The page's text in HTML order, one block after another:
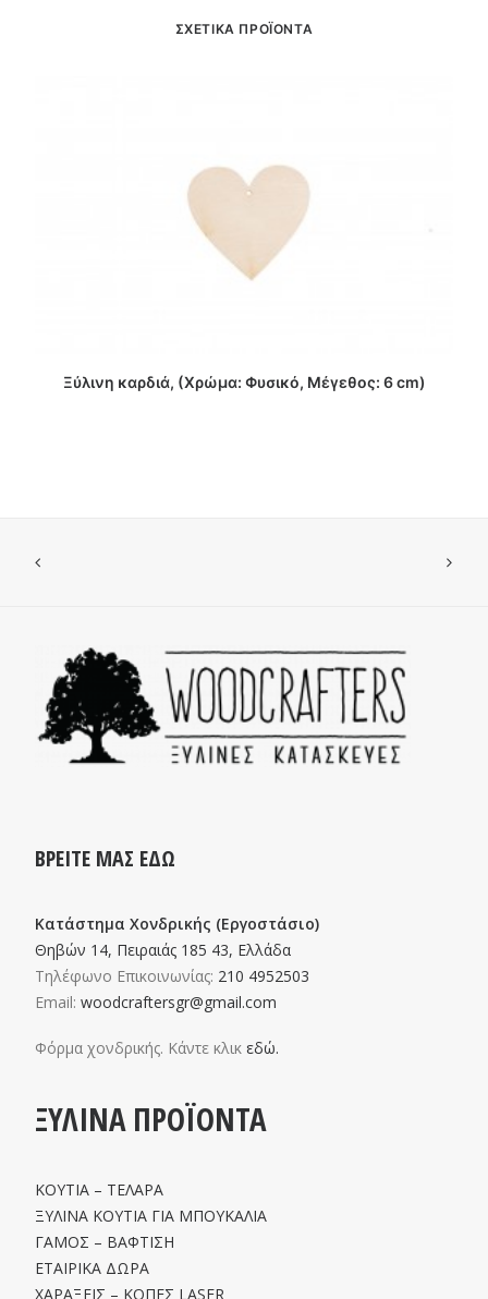
ΣΧΕΤΙΚΑ ΠΡΟΪΟΝΤΑ
ΔΙΑΒΑΣΤΕ ΠΕΡΙΣΣΟΤΕΡΑ
Ξύλινη καρδιά, (Χρώμα: Φυσικό, Μέγεθος: 6 cm)
ΒΡΕΙΤΕ ΜΑΣ ΕΔΩ
Κατάστημα Χονδρικής (Εργοστάσιο)
Θηβών 14, Πειραιάς 185 43, Ελλάδα
Τηλέφωνο Επικοινωνίας: 210 4952503
Email: woodcraftersgr@gmail.com
Φόρμα χονδρικής. Κάντε κλικ εδώ.
ΞΥΛΙΝΑ ΠΡΟΪΟΝΤΑ
ΚΟΥΤΙΑ – ΤΕΛΑΡΑ
ΞΥΛΙΝΑ ΚΟΥΤΙΑ ΓΙΑ ΜΠΟΥΚΑΛΙΑ
ΓΑΜΟΣ – ΒΑΦΤΙΣΗ
ΕΤΑΙΡΙΚΑ ΔΩΡΑ
ΧΑΡΑΞΕΙΣ – ΚΟΠΕΣ LASER